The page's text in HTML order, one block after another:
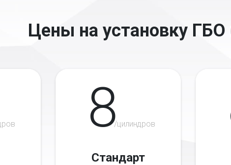
Цены на установку
8/цилиндров
Стандарт